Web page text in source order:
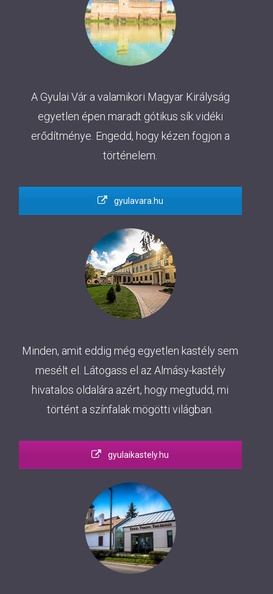
A Gyulai Vár a valamikori Magyar Királyság
egyetlen épen maradt gótikus sík vidéki
erődítménye. Engedd, hogy kézen fogjon a
történelem.
gyulavara.hu
Minden, amit eddig még egyetlen kastély sem
mesélt el. Látogass el az Almásy-kastély
hivatalos oldalára azért, hogy megtudd, mi
történt a színfalak mögötti világban.
gyulaikastely.hu